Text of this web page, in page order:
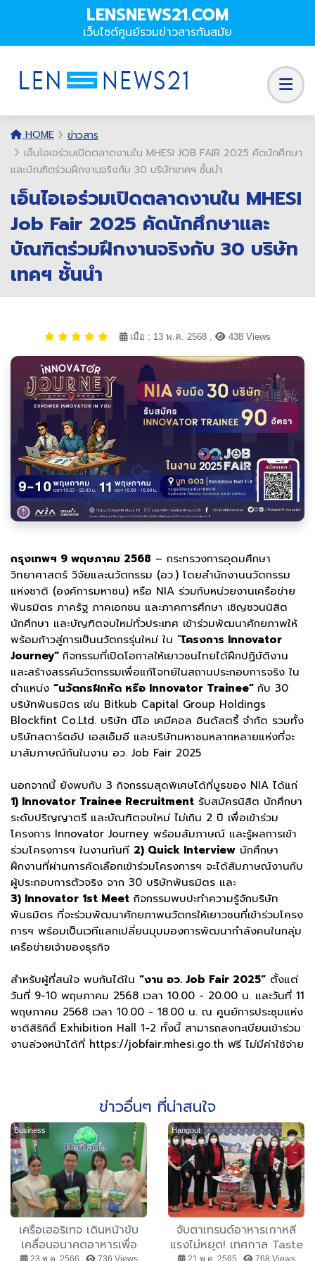
LENSNEWS21.COM
เว็บไซต์ศูนย์รวมข่าวสารทันสมัย
HOME
ข่าวสาร
เอ็นไอเอร่วมเปิดตลาดงานใน MHESI JOB FAIR 2025 คัดนักศึกษา
และบัณฑิตร่วมฝึกงานจริงกับ 30 บริษัทเทคฯ ชั้นนำ
เอ็นไอเอร่วมเปิดตลาดงานใน MHESI
Job Fair 2025 คัดนักศึกษาและ
บัณฑิตร่วมฝึกงานจริงกับ 30 บริษัท
เทคฯ ชั้นนำ
เมื่อ : 13 พ.ค. 2568 , 438 Views
กรุงเทพฯ 9 พฤษภาคม 2568 – กระทรวงการอุดมศึกษา
วิทยาศาสตร์ วิจัยและนวัตกรรม (อว.) โดยสำนักงานนวัตกรรม
แห่งชาติ (องค์การมหาชน) หรือ NIA ร่วมกับหน่วยงานเครือข่าย
พันธมิตร ภาครัฐ ภาคเอกชน และภาคการศึกษา เชิญชวนนิสิต
นักศึกษา และบัญฑิตจบใหม่ทั่วประเทศ เข้าร่วมพัฒนาศักยภาพให้
พร้อมก้าวสู่การเป็นนวัตกรรุ่นใหม่ ใน “โครงการ Innovator
Journey” กิจกรรมที่เปิดโอกาสให้เยาวชนไทยได้ฝึกปฏิบัติงาน
และสร้างสรรค์นวัตกรรมเพื่อแก้โจทย์ในสถานประกอบการจริง ใน
ตำแหน่ง “นวัตกรฝึกหัด หรือ Innovator Trainee” กับ 30
บริษัทพันธมิตร เช่น Bitkub Capital Group Holdings
Blockfint Co.Ltd. บริษัท นีโอ เคมีคอล อินดัสตรี้ จํากัด รวมทั้ง
บริษัทสตาร์ตอัป เอสเอ็มอี และบริษัทมหาชนหลากหลายแห่งที่จะ
มาสัมภาษณ์กันในงาน อว. Job Fair 2025
นอกจากนี้ ยังพบกับ 3 กิจกรรมสุดพิเศษได้ที่บูธของ NIA ได้แก่
1) Innovator Trainee Recruitment รับสมัครนิสิต นักศึกษา
ระดับปริญญาตรี และบัณฑิตจบใหม่ ไม่เกิน 2 ปี เพื่อเข้าร่วม
โครงการ Innovator Journey พร้อมสัมภาษณ์ และรู้ผลการเข้า
ร่วมโครงการฯ ในงานทันที 2) Quick Interview นักศึกษา
ฝึกงานที่ผ่านการคัดเลือกเข้าร่วมโครงการฯ จะได้สัมภาษณ์งานกับ
ผู้ประกอบการตัวจริง จาก 30 บริษัทพันธมิตร และ
3) Innovator 1st Meet กิจกรรมพบปะทำความรู้จักบริษัท
พันธมิตร ที่จะร่วมพัฒนาศักยภาพนวัตกรให้เยาวชนที่เข้าร่วมโครง
การฯ พร้อมเป็นเวทีแลกเปลี่ยนมุมมองการพัฒนากำลังคนในกลุ่ม
เครือข่ายเจ้าของธุรกิจ
สำหรับผู้ที่สนใจ พบกันได้ใน “งาน อว. Job Fair 2025” ตั้งแต่
วันที่ 9-10 พฤษภาคม 2568 เวลา 10.00 - 20.00 น. และวันที่ 11
พฤษภาคม 2568 เวลา 10.00 - 18.00 น. ณ ศูนย์การประชุมแห่ง
ชาติสิริกิติ์ Exhibition Hall 1-2 ทั้งนี้ สามารถลงทะเบียนเข้าร่วม
งานล่วงหน้าได้ที่ https://jobfair.mhesi.go.th ฟรี ไม่มีค่าใช้จ่าย
ข่าวอื่นๆ ที่น่าสนใจ
Business
เครือเฮอริเทจ เดินหน้าขับ
เคลื่อนอนาคตอาหารเพื่อ
Hangout
จับตาเทรนด์อาหารเกาหลี
แรงไม่หยุด! เทศกาล Taste